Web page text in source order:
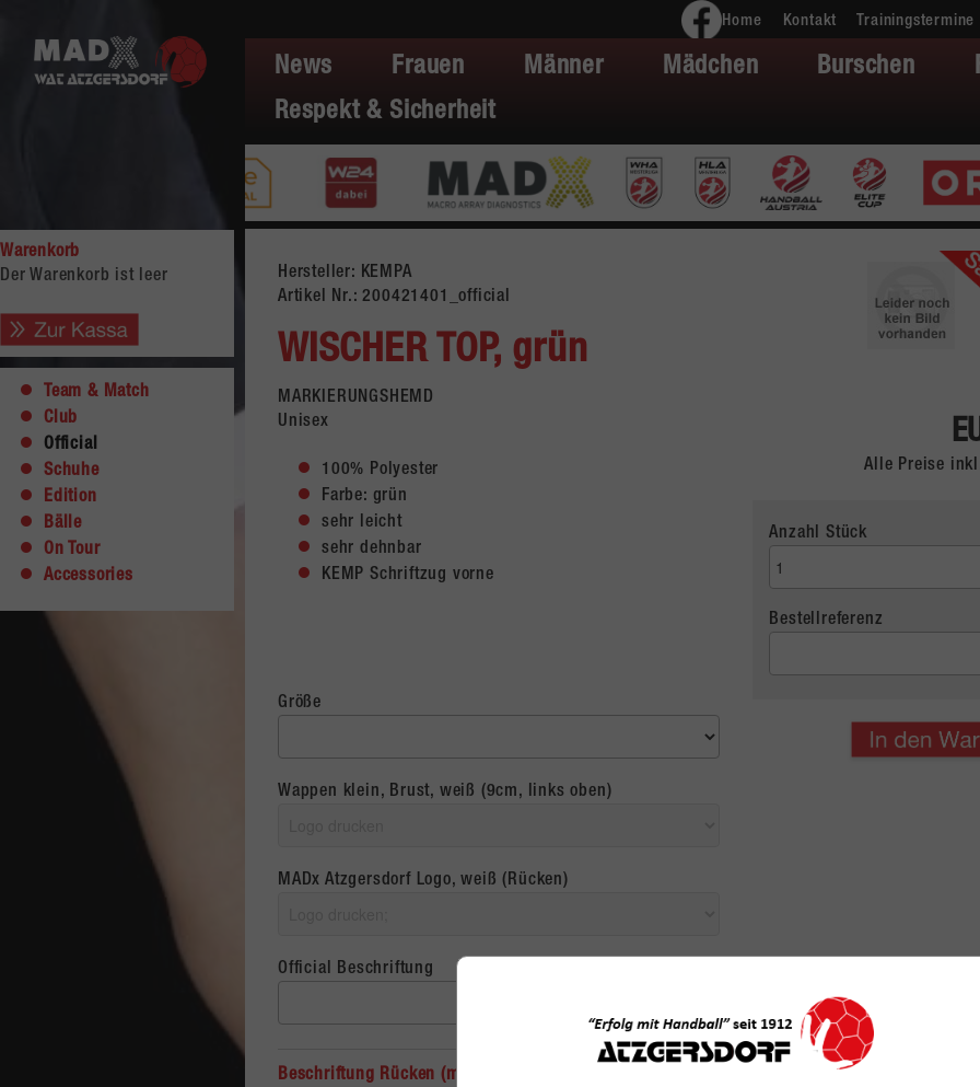
Home Kontakt Trainingstermine
News Frauen Männer Mädchen Burschen
Respekt & Sicherheit
Warenkorb
Der Warenkorb ist leer
Team & Match
Club
Official
Schuhe
Edition
Bälle
On Tour
Accessories
Hersteller: KEMPA
Artikel Nr.:200421401_official
WISCHER TOP, grün
MARKIERUNGSHEMD
Unisex
100% Polyester
Farbe: grün
sehr leicht
sehr dehnbar
KEMP Schriftzug vorne
Größe
Wappen klein, Brust, weiß (9cm, links oben)
MADx Atzgersdorf Logo, weiß (Rücken)
Official Beschriftung
Beschriftung Rücken (max. 2-zeilig, ca. 10cm)
Alle Preise
Anzahl Stück
Bestellreferenz